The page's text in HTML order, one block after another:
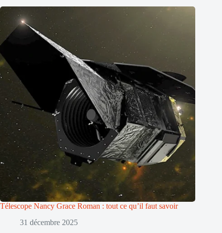
Télescope Nancy Grace Roman : tout ce qu’il faut savoir
31 décembre 2025